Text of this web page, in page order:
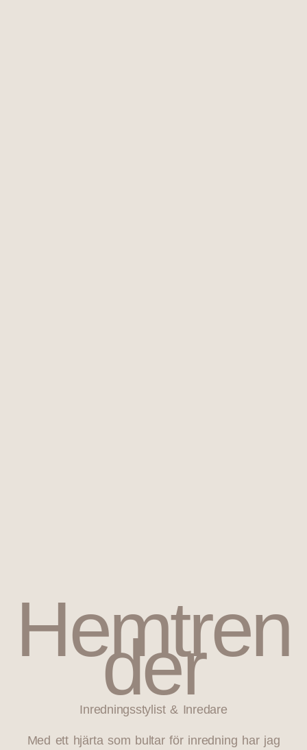
Hemtren
der
Inredningsstylist & Inredare
Med ett hjärta som bultar för inredning har jag